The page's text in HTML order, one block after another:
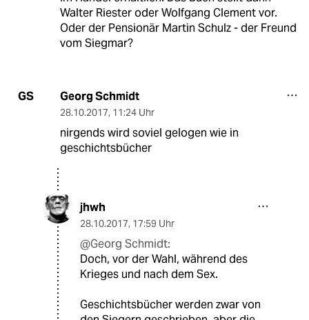
Walter Riester oder Wolfgang Clement vor.
Oder der Pensionär Martin Schulz - der Freund
vom Siegmar?
GS Georg Schmidt
28.10.2017, 11:24 Uhr
nirgends wird soviel gelogen wie in
geschichtsbücher
jhwh
28.10.2017, 17:59 Uhr
@Georg Schmidt:
Doch, vor der Wahl, während des
Krieges und nach dem Sex.
Geschichtsbücher werden zwar von